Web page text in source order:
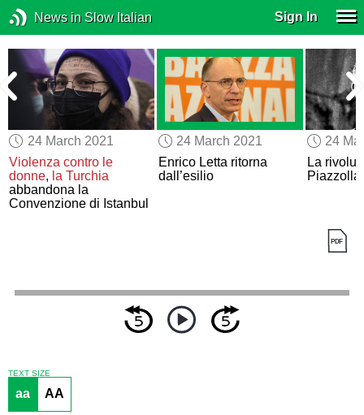
News in Slow Italian Sign In
24 March 2021
Violenza contro le
donne, la Turchia
abbandona la
Convenzione di Istanbul
24 March 2021
Enrico Letta ritorna
dall’esilio
24
La
Piazzolla
TEXT SIZE
aa AA